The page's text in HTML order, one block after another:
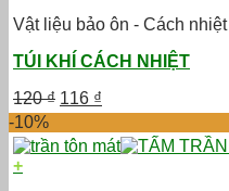
Vật liệu bảo ôn - Cách nhiệt
TÚI KHÍ CÁCH NHIỆT
120₫ Giá
gốc
là:
120 ₫.
116 ₫
hiện
tại
là:
-10%
+